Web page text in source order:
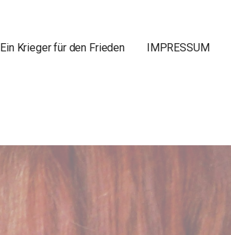
Ein Krieger für den Frieden IMPRESSUM